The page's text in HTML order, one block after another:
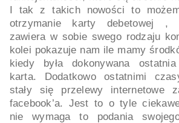
I tak z takich nowości to
otrzymanie karty debetowej ,
zawiera w sobie swego rodzaju
kolei pokazuje nam ile mamy
kiedy była dokonywana
karta. Dodatkowo ostatnimi
stały się przelewy internetowe
facebook’a. Jest to o tyle
nie wymaga to podania